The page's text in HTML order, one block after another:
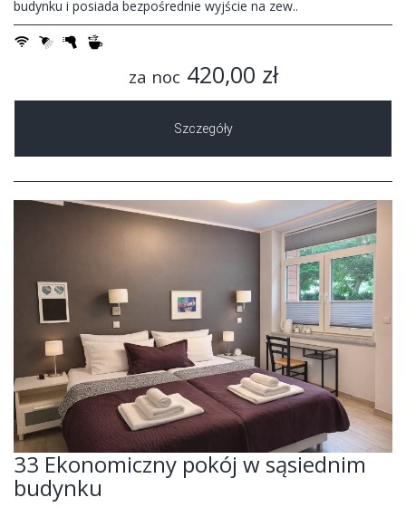
budynku i posiada bezpośrednie wyjście na zew..
za noc 420,00 zł
Szczegóły
33 Ekonomiczny pokój w sąsiednim
budynku